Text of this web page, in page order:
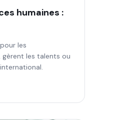
humaines :
les
les talents ou